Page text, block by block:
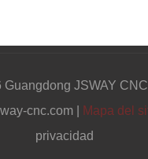
JSWAY CNC
cnc.com |
Mapa del
privacidad